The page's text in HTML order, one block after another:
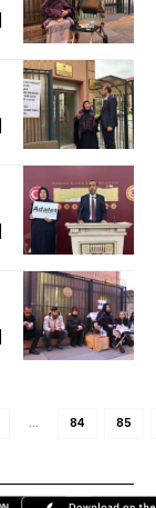
84 85